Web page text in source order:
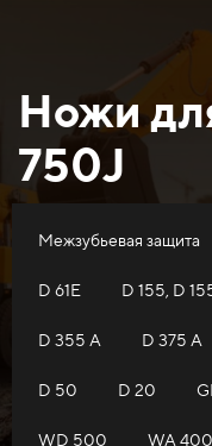
Ножи
750J
Межзубьевая защита
D 61E D 155, D
D 355 A D 375 A
D 50 D 20
WD 500 WA 400